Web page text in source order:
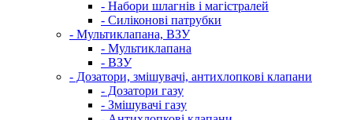
- Набори шлагнів і магістралей
- Силіконові патрубки
- Мультиклапана, ВЗУ
- Мультиклапана
- ВЗУ
- Дозатори, змішувачі, антихлопкові клапани
- Дозатори газу
- Змішувачі газу